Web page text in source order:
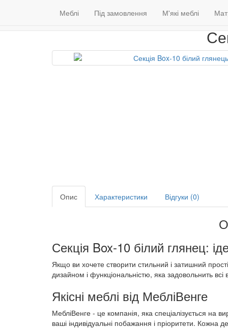
(098) 79 39 176 Контакти
Меблі Під замовлення М'які меблі
Опис Характеристики Відгуки (0)
Секція Box-10 білий глянец:
Якщо ви хочете створити стильний і затишний
дизайном і функціональністю, яка задовольнить всі
Якісні меблі від МебліВенге
МебліВенге - це компанія, яка спеціалізується на
ваші індивідуальні побажання і пріоритети. Кожна